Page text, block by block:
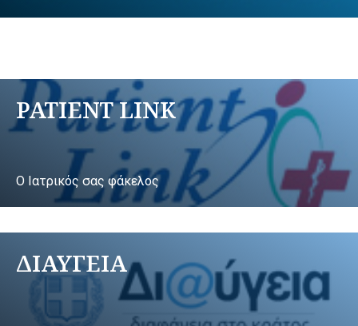
PATIENT LINK
Ο Ιατρικός σας φάκελος
ΔΙΑΥΓΕΙΑ